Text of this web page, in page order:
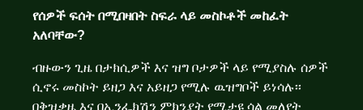
የሰዎች ፍሰት በሚበዛበት ስፍራ ላይ መስኮቶች መከፈት
አለባቸው?
ብዙውን ጊዜ በታክሲዎች እና ዝግ ቦታዎች ላይ የሚያስሉ ሰዎች
ሲኖሩ መስኮት ይዘጋ እና አይዘጋ የሚሉ ዉዝግቦች ይነሳሉ፡፡
በቅዝቃዜ እና በኢንፌክሽን ምክንያት የሚታዩ ሳል መለየት